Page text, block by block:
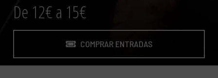
De 12€ a 15€
COMPRAR ENTRADAS